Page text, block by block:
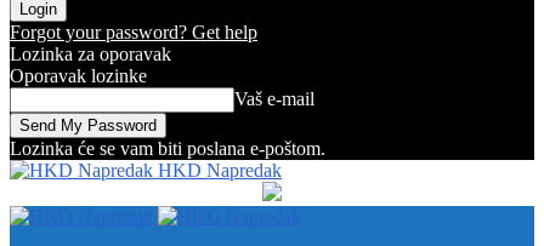
Forgot your password? Get help
Lozinka za oporavak
Oporavak lozinke
Vaš e-mail
Lozinka će se vam biti poslana e-poštom.
HKD Napredak